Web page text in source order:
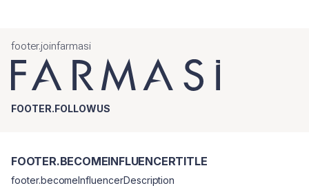
footer.joinfarmasi
FOOTER.FOLLOWUS
FOOTER.BECOMEINFLUENCERTITLE
footer.becomeInfluencerDescription